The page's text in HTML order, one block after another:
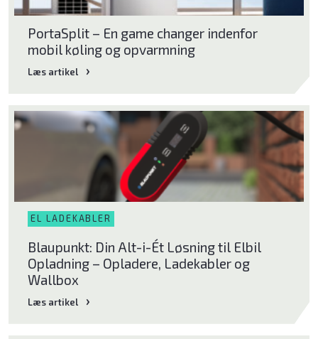
PortaSplit – En game changer indenfor
mobil køling og opvarmning
Læs artikel
EL LADEKABLER
Blaupunkt: Din Alt-i-Ét Løsning til Elbil
Opladning – Opladere, Ladekabler og
Wallbox
Læs artikel